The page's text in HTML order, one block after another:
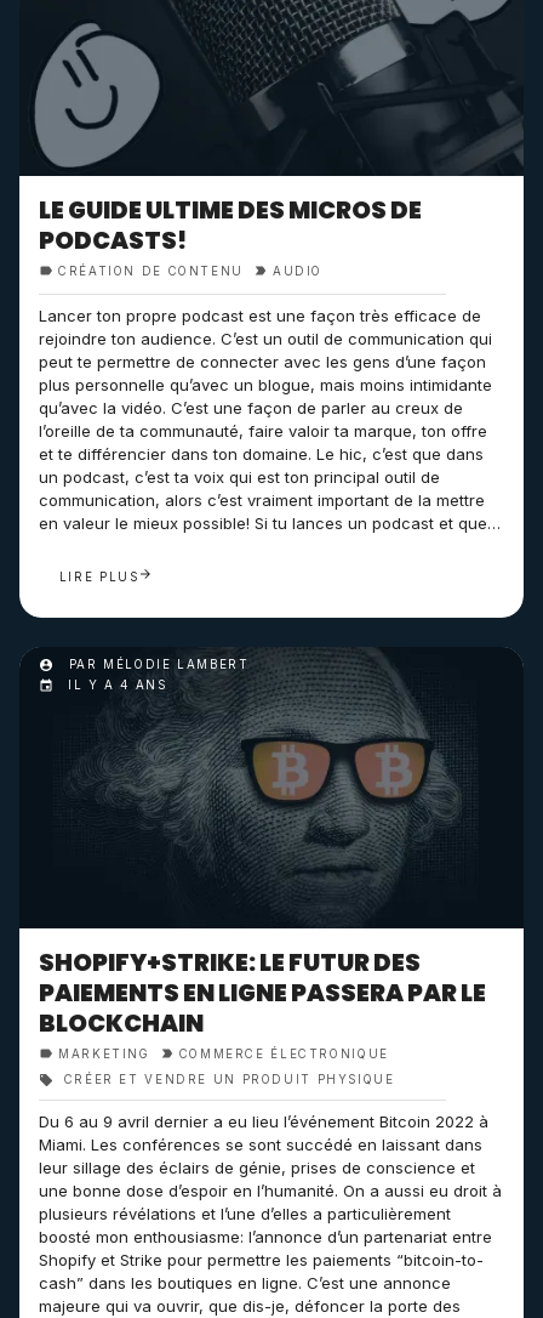
LE GUIDE ULTIME DES MICROS DE
PODCASTS!
CRÉATION DE CONTENU AUDIO
Lancer ton propre podcast est une façon très efficace de
rejoindre ton audience. C’est un outil de communication qui
peut te permettre de connecter avec les gens d’une façon
plus personnelle qu’avec un blogue, mais moins intimidante
qu’avec la vidéo. C’est une façon de parler au creux de
l’oreille de ta communauté, faire valoir ta marque, ton offre
et te différencier dans ton domaine. Le hic, c’est que dans
un podcast, c’est ta voix qui est ton principal outil de
communication, alors c’est vraiment important de la mettre
en valeur le mieux possible! Si tu lances un podcast et que…
LIRE PLUS
SHOPIFY+STRIKE: LE FUTUR DES
PAIEMENTS EN LIGNE PASSERA PAR LE
BLOCKCHAIN
MARKETING
COMMERCE ÉLECTRONIQUE
CRÉER ET VENDRE UN PRODUIT PHYSIQUE
Du 6 au 9 avril dernier a eu lieu l’événement Bitcoin 2022 à
Miami. Les conférences se sont succédé en laissant dans
leur sillage des éclairs de génie, prises de conscience et
une bonne dose d’espoir en l’humanité. On a aussi eu droit à
plusieurs révélations et l’une d’elles a particulièrement
boosté mon enthousiasme: l’annonce d’un partenariat entre
Shopify et Strike pour permettre les paiements “bitcoin-to-
cash” dans les boutiques en ligne. C’est une annonce
majeure qui va ouvrir, que dis-je, défoncer la porte des
PAR MÉLODIE LAMBERT
IL Y A 4 ANS